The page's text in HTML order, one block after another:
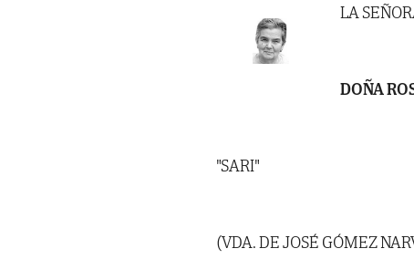
LA
DOÑA
"SARI"
(VDA. DE JOSÉ GÓMEZ